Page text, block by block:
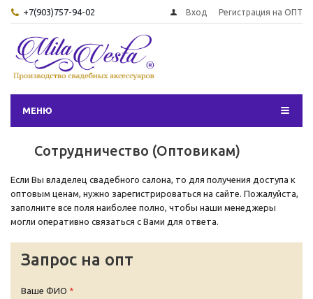
+7(903)757-94-02 Вход Регистрация на ОПТ
МЕНЮ
Сотрудничество (Оптовикам)
Если Вы владелец свадебного салона, то для получения доступа к
оптовым ценам, нужно зарегистрироваться на сайте. Пожалуйста,
заполните все поля наиболее полно, чтобы наши менеджеры
могли оперативно связаться с Вами для ответа.
Запрос на опт
Ваше ФИО *